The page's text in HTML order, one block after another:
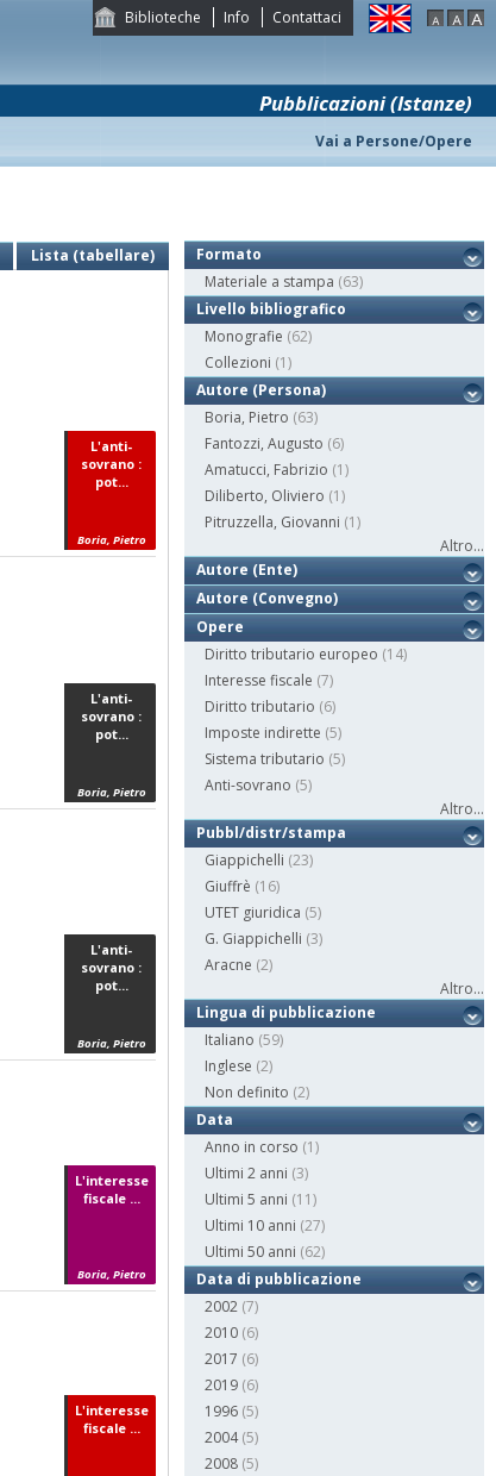
Biblioteche Info Contattaci
Pubblicazioni (Istanze)
Vai a Persone/Opere
Lista (tabellare)
L'anti-
sovrano :
pot...
Boria, Pietro
L'anti-
sovrano :
pot...
Boria, Pietro
L'anti-
sovrano :
pot...
Boria, Pietro
L'interesse
fiscale ...
Boria, Pietro
L'interesse
fiscale ...
Formato
Materiale a stampa (63)
Livello bibliografico
Monografie (62)
Collezioni (1)
Autore (Persona)
Boria, Pietro (63)
Fantozzi, Augusto (6)
Amatucci, Fabrizio (1)
Diliberto, Oliviero (1)
Pitruzzella, Giovanni (1)
Altro...
Autore (Ente)
Autore (Convegno)
Opere
Diritto tributario europeo (14)
Interesse fiscale (7)
Diritto tributario (6)
Imposte indirette (5)
Sistema tributario (5)
Anti-sovrano (5)
Altro...
Pubbl/distr/stampa
Giappichelli (23)
Giuffrè (16)
UTET giuridica (5)
G. Giappichelli (3)
Aracne (2)
Altro...
Lingua di pubblicazione
Italiano (59)
Inglese (2)
Non definito (2)
Data
Anno in corso (1)
Ultimi 2 anni (3)
Ultimi 5 anni (11)
Ultimi 10 anni (27)
Ultimi 50 anni (62)
Data di pubblicazione
2002 (7)
2010 (6)
2017 (6)
2019 (6)
1996 (5)
2004 (5)
2008 (5)